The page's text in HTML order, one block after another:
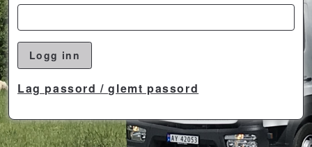
Logg inn
Lag passord / glemt passord